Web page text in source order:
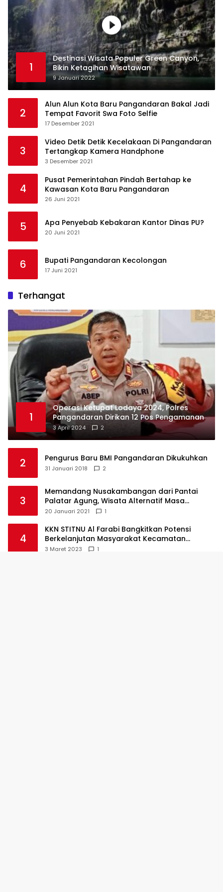
1
Destinasi Wisata Populer Green Canyon,
Bikin Ketagihan Wisatawan
9 Januari 2022
2
Alun Alun Kota Baru Pangandaran Bakal Jadi
Tempat Favorit Swa Foto Selfie
17 Desember 2021
3
Video Detik Detik Kecelakaan Di Pangandaran
Tertangkap Kamera Handphone
3 Desember 2021
4
Pusat Pemerintahan Pindah Bertahap ke
Kawasan Kota Baru Pangandaran
26 Juni 2021
5 Apa Penyebab Kebakaran Kantor Dinas PU?
20 Juni 2021
6 Bupati Pangandaran Kecolongan
17 Juni 2021
Terhangat
1
Operasi Ketupat Lodaya 2024, Polres
Pangandaran Dirikan 12 Pos Pengamanan
3 April 2024 2
2 Pengurus Baru BMI Pangandaran Dikukuhkan
31 Januari 2018 2
3
Memandang Nusakambangan dari Pantai
Palatar Agung, Wisata Alternatif Masa
Pandemi
20 Januari 2021 1
4
KKN STITNU Al Farabi Bangkitkan Potensi
Berkelanjutan Masyarakat Kecamatan
Langkaplancar
3 Maret 2023 1